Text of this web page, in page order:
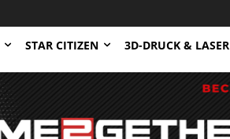
STAR CITIZEN 3D-DRUCK & LASER